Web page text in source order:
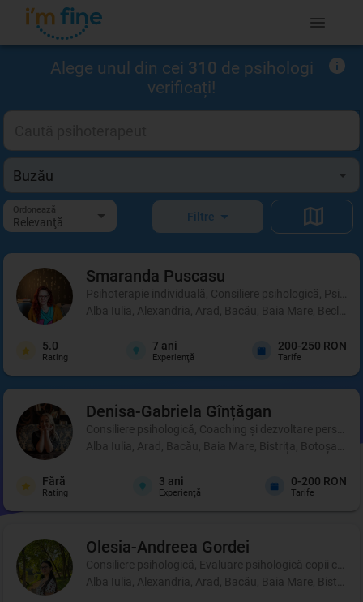
Alege unul din cei 310 de psihologi
verificați!
Ordonează
Relevanţă Filtre
Smaranda Puscasu
Psihoterapie individuală, Consiliere psihologică,
Alba Iulia, Alexandria, Arad, Bacău, Baia Mare,
5.0
Rating
7 ani
Experienţă
200-250 RON
Tarife
Denisa-Gabriela Gînțăgan
Consiliere psihologică, Coaching şi dezvoltare
Alba Iulia, Arad, Bacău, Baia Mare, Bistrița, Botoșani,
Fără
Rating
3 ani
Experienţă
0-200 RON
Tarife
Olesia-Andreea Gordei
Consiliere psihologică, Evaluare psihologică copii cu
Alba Iulia, Alexandria, Arad, Bacău, Baia Mare,